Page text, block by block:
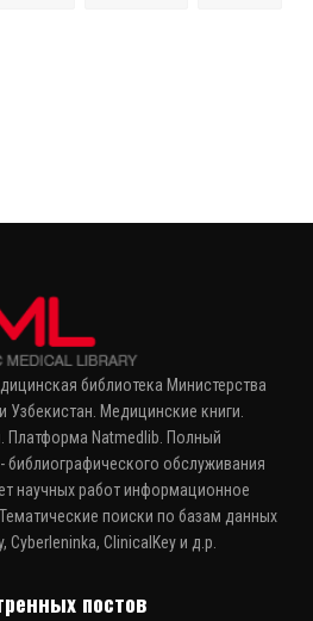
библиотека Министерства
Узбекистан. Медицинские книги.
Платформа Natmedlib. Полный
библиографического обслуживания
научных работ информационное
поиски по базам данных
Cyberleninka, ClinicalKey и д.р.
постов